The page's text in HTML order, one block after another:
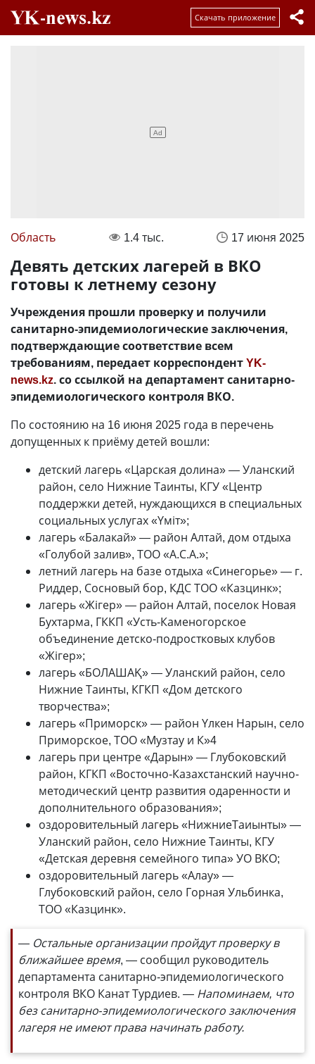
Скачать приложение
Область 1.4 тыс. 17 июня 2025
Девять детских лагерей в ВКО
готовы к летнему сезону
Учреждения прошли проверку и получили
санитарно-эпидемиологические заключения,
подтверждающие соответствие всем
требованиям, передает корреспондентYK-
news.kz. со ссылкой на департамент санитарно-
эпидемиологического контроля ВКО.
По состоянию на 16 июня 2025 года в перечень
допущенных к приёму детей вошли:
детский лагерь «Царская долина» — Уланский
район, село Нижние Таинты, КГУ «Центр
поддержки детей, нуждающихся в специальных
социальных услугах «Үміт»;
лагерь «Балакай» — район Алтай, дом отдыха
«Голубой залив», ТОО «А.С.А.»;
летний лагерь на базе отдыха «Синегорье» — г.
Риддер, Сосновый бор, КДС ТОО «Казцинк»;
лагерь «Жігер» — район Алтай, поселок Новая
Бухтарма, ГККП «Усть-Каменогорское
объединение детско-подростковых клубов
«Жігер»;
лагерь «БОЛАШАҚ» — Уланский район, село
Нижние Таинты, КГКП «Дом детского
творчества»;
лагерь «Приморск» — район Үлкен Нарын, село
Приморское, ТОО «Музтау и К»4
лагерь при центре «Дарын» — Глубоковский
район, КГКП «Восточно-Казахстанский научно-
методический центр развития одаренности и
дополнительного образования»;
оздоровительный лагерь «НижниеТаиынты» —
Уланский район, село Нижние Таинты, КГУ
«Детская деревня семейного типа» УО ВКО;
оздоровительный лагерь «Алау» —
Глубоковский район, село Горная Ульбинка,
ТОО «Казцинк».
— Остальные организации пройдут проверку в
ближайшее время, — сообщил руководитель
департамента санитарно-эпидемиологического
контроля ВКО Канат Турдиев. — Напоминаем, что
без санитарно-эпидемиологического заключения
лагеря не имеют права начинать работу.